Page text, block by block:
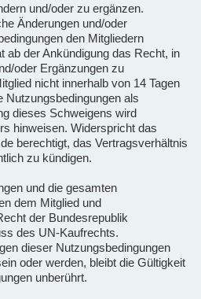
und/oder zu ergänzen.
Änderungen und/oder
den Mitgliedern
ab der Ankündigung das Recht, in
oder Ergänzungen zu
nicht innerhalb von 14 Tagen
Nutzungsbedingungen als
dieses Schweigens wird
hinweisen. Widerspricht das
berechtigt, das Vertragsverhältnis
zu kündigen.
und die gesamten
dem Mitglied und
der Bundesrepublik
des UN-Kaufrechts.
dieser Nutzungsbedingungen
oder werden, bleibt die Gültigkeit
unberührt.